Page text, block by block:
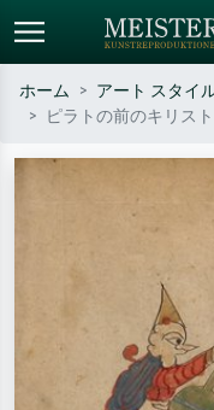
– 例：モネ、星月夜、印象
ホーム アート スタイ
ピラトの前のキリス